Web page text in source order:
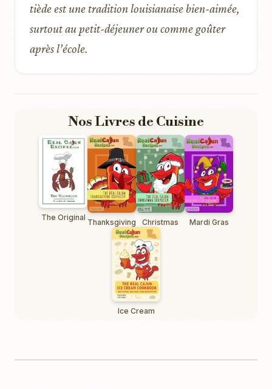
tiède est une tradition louisianaise bien-aimée,
surtout au petit-déjeuner ou comme goûter
après l’école.
Nos Livres de Cuisine
The Original Thanksgiving Christmas Mardi Gras
Ice Cream